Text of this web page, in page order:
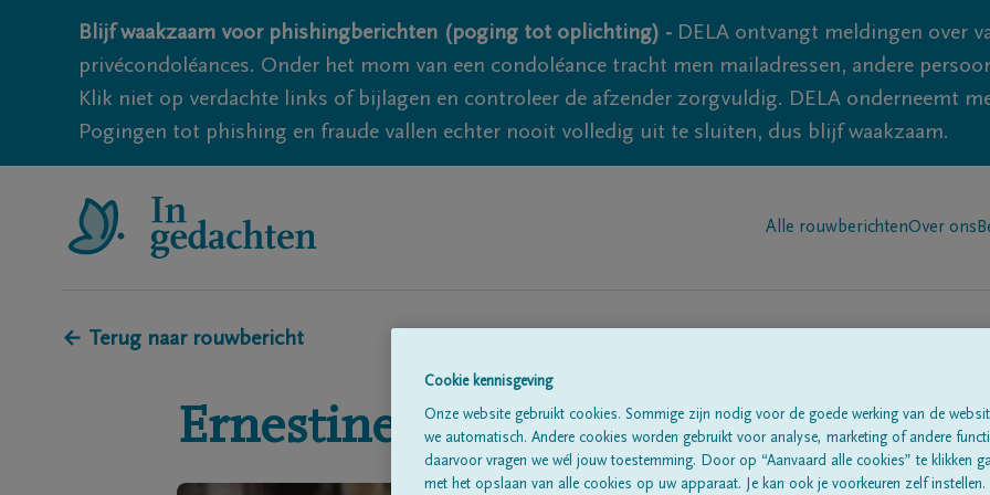
Blijf waakzaam voor phishingberichten (poging tot oplichting) - DELA ontvangt meldingen over
privécondoléances. Onder het mom van een condoléance tracht men mailadressen, andere
Klik niet op verdachte links of bijlagen en controleer de afzender zorgvuldig. DELA onderneemt
Pogingen tot phishing en fraude vallen echter nooit volledig uit te sluiten, dus blijf waakzaam.
Alle rouwberichtenOver ons
← Terug naar rouwbericht
Ernestine Van Horenbeek
Cookie kennisgeving
Onze website gebruikt cookies. Sommige zijn nodig voor de goede werking van de
we automatisch. Andere cookies worden gebruikt voor analyse, marketing of andere
daarvoor vragen we wél jouw toestemming. Door op “Aanvaard alle cookies” te klikken
met het opslaan van alle cookies op uw apparaat. Je kan ook je voorkeuren zelf instellen.